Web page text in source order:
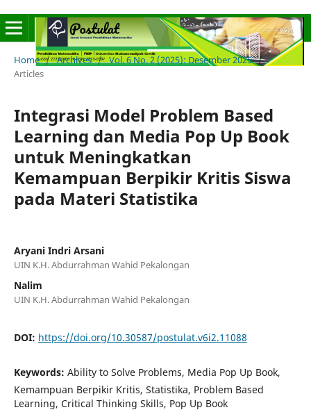
Home / Archives / Vol. 6 No. 2 (2025): Desember 2025 /
Articles
Integrasi Model Problem Based
Learning dan Media Pop Up Book
untuk Meningkatkan
Kemampuan Berpikir Kritis Siswa
pada Materi Statistika
Aryani Indri Arsani
UIN K.H. Abdurrahman Wahid Pekalongan
Nalim
UIN K.H. Abdurrahman Wahid Pekalongan
DOI: https://doi.org/10.30587/postulat.v6i2.11088
Keywords: Ability to Solve Problems, Media Pop Up Book,
Kemampuan Berpikir Kritis, Statistika, Problem Based
Learning, Critical Thinking Skills, Pop Up Book